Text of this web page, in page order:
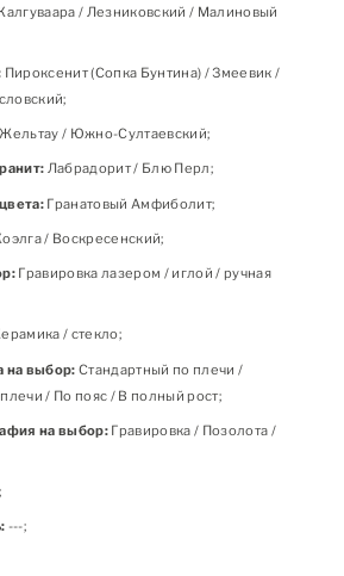
/ Лезниковский / Малиновый
Пироксенит (Сопка Бунтина) / Змеевик /
/ Южно-Султаевский;
Лабрадорит / Блю Перл;
Гранатовый Амфиболит;
/ Воскресенский;
Гравировка лазером / иглой / ручная
/ стекло;
на выбор: Стандартный по плечи /
/ По пояс / В полный рост;
на выбор:Гравировка / Позолота /
---;